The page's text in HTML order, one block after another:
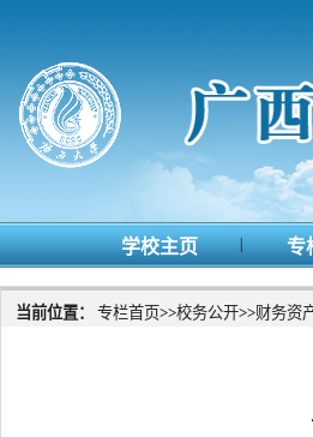
学校主页 | 专
当前位置： 专栏首页>>校务公开>>财务资